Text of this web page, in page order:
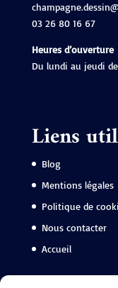
03 26 80 16 67
Heures d’ouverture
Du lundi au jeudi
Liens
Blog
Mentions légales
Politique de
Nous contacter
Accueil